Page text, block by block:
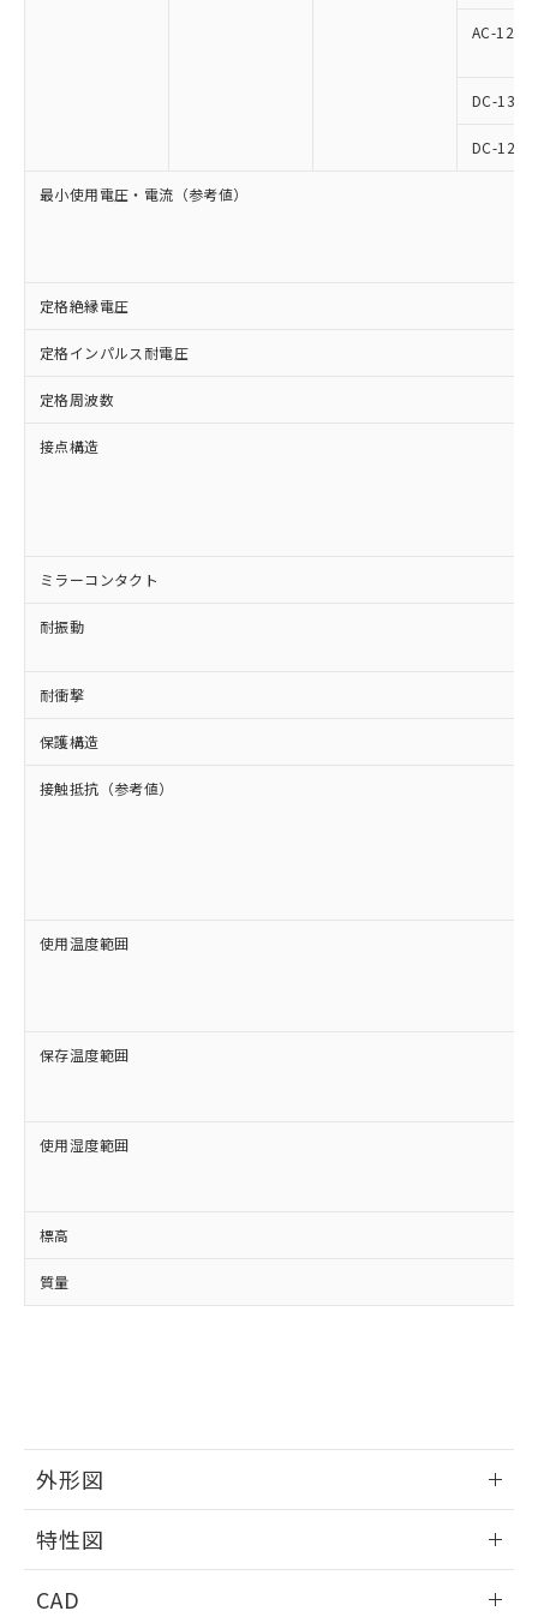
AC-12
DC-13
DC-12
最小使用電圧・電流（参考値）
定格絶縁電圧
定格インパルス耐電圧
定格周波数
接点構造
ミラーコンタクト
耐振動
耐衝撃
保護構造
接触抵抗（参考値）
使用温度範囲
保存温度範囲
使用湿度範囲
標高
質量
外形図
外形図
特性図
CAD